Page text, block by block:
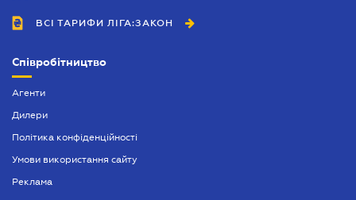
ВСІ ТАРИФИ ЛІГА:ЗАКОН
Співробітництво
Агенти
Дилери
Політика конфіденційності
Умови використання сайту
Реклама